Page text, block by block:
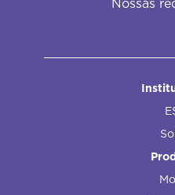
Nossas